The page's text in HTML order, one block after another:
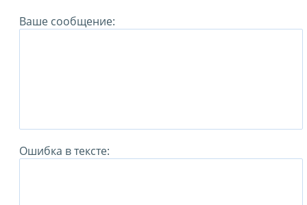
Ваше сообщение:
Ошибка в тексте: